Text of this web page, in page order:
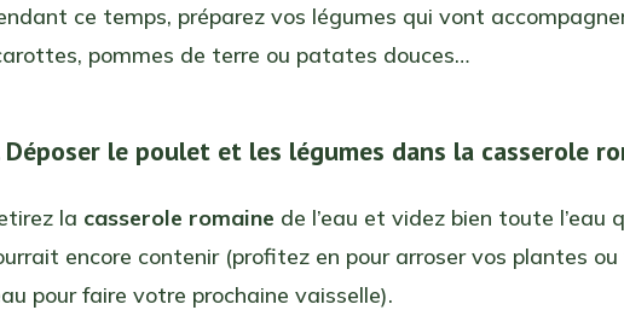
ce temps, préparez vos légumes qui vont
pommes de terre ou patates douces…
Déposer le poulet et les légumes dans la casserole
la casserole romaine de l’eau et videz bien toute l’eau
encore contenir (profitez en pour arroser vos plantes ou
pour faire votre prochaine vaisselle).